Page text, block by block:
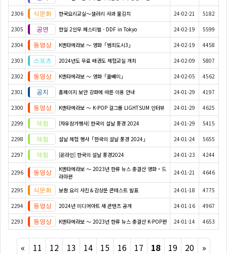
2306 한국요리교실〜샐러리 사과 물김치 24-02-21 5182
2305 한일 2인무 페스티벌 - DDF in Tokyo 24-02-19 5599
2304 K엔타메라보 ～ 영화「범죄도시3」 24-02-19 4458
2303 2024년도 무료 태권도 체험교실 개최 24-02-09 5807
2302 K엔타메라보 ～ 영화「올빼미」 24-02-05 4562
2301 홈페이지 보안 강화에 따른 이용 안내 24-01-29 4197
2300 K엔타메라보 ～ K-POP 걸그룹 LIGHTSUM 인터뷰 24-01-29 4625
2299 [자유참가행사] 한국의 설날 풍경 2024 24-01-29 5415
2298 설날 체험 행사「한국의 설날 풍경 2024」 24-01-24 5655
2297 [온라인] 한국의 설날 풍경2024 24-01-23 4244
2296
K엔타메라보 ～ 2023년 한류 뉴스 총결산 영화・드
라마편
24-01-21 4646
2295 보쌈 요리 사진＆감상문 콘테스트 발표 24-01-18 4775
2294 2024년 미디어아트 새 콘텐츠 공개 24-01-16 4967
2293 K엔타메라보 ～ 2023년 한류 뉴스 총결산 K-POP편 24-01-14 4653
« Previous
11 12 13 14 15 16 17 18 19 20 »Next